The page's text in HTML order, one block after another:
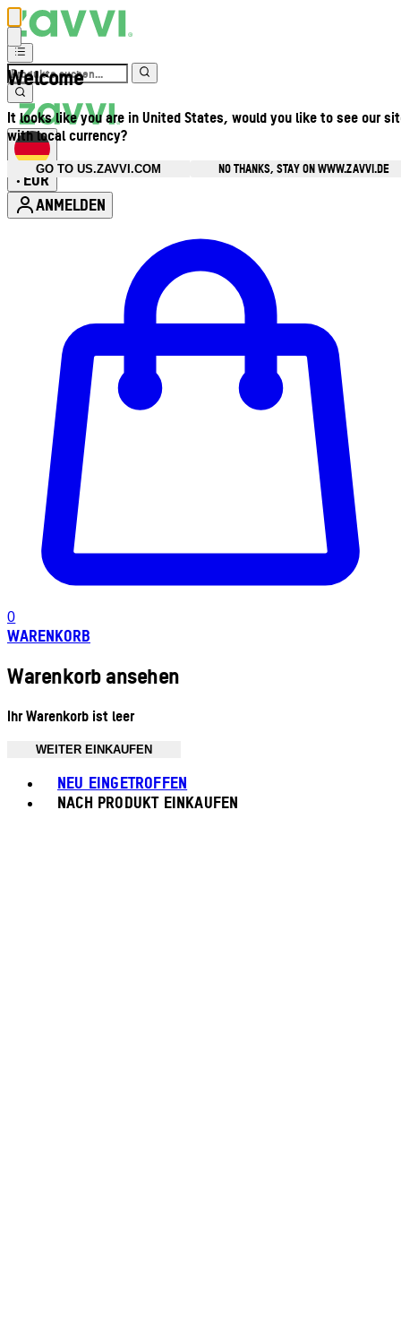
Welcome
It looks like you are in United States, would you like to see our
with local currency?
GO TO US.ZAVVI.COM
NO THANKS, STAY ON WWW.ZAVVI.DE
• EUR
ANMELDEN
0
WARENKORB
Warenkorb ansehen
Ihr Warenkorb ist leer
WEITER EINKAUFEN
NEU EINGETROFFEN
NACH PRODUKT EINKAUFEN